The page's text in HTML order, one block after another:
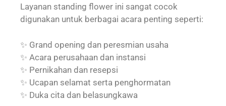
Layanan standing flower ini sangat cocok
digunakan untuk berbagai acara penting seperti:
✨ Grand opening dan peresmian usaha
✨ Acara perusahaan dan instansi
✨ Pernikahan dan resepsi
✨ Ucapan selamat serta penghormatan
✨ Duka cita dan belasungkawa